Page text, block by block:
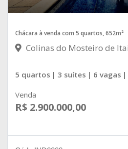
Chácara à venda com 5 quartos, 652m²
Colinas do Mosteiro de
5 quartos | 3 suítes | 6 vagas |
Venda
R$ 2.900.000,00